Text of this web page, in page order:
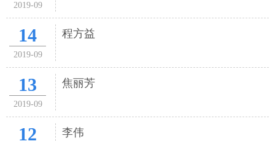
2019-09
14
2019-09
程方益
13
2019-09
焦丽芳
12 李伟